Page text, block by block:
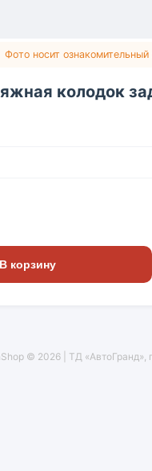
Фото носит
колодок
В корзину
© 2026 | ТД «АвтоГранд»,